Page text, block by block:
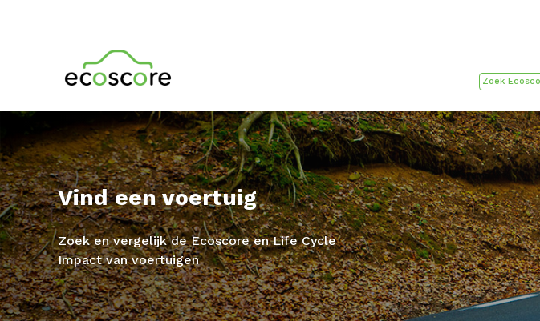
Vind een voertuig
Zoek en vergelijk de Ecoscore en Life Cycle
Impact van voertuigen